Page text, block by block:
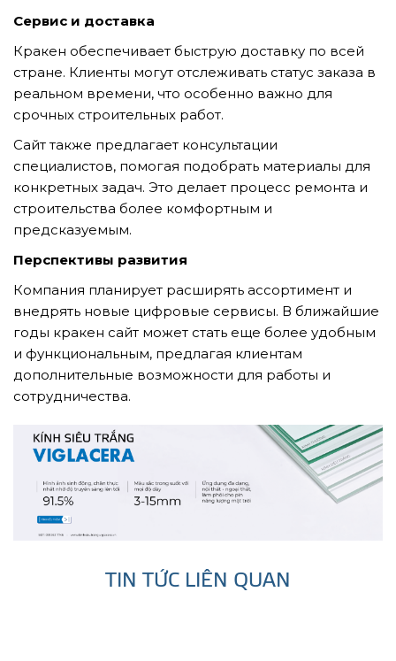
Сервис и доставка
Кракен обеспечивает быструю доставку по всей
стране. Клиенты могут отслеживать статус заказа в
реальном времени, что особенно важно для
срочных строительных работ.
Сайт также предлагает консультации
специалистов, помогая подобрать материалы для
конкретных задач. Это делает процесс ремонта и
строительства более комфортным и
предсказуемым.
Перспективы развития
Компания планирует расширять ассортимент и
внедрять новые цифровые сервисы. В ближайшие
годы кракен сайт может стать еще более удобным
и функциональным, предлагая клиентам
дополнительные возможности для работы и
сотрудничества.
TIN TỨC LIÊN QUAN